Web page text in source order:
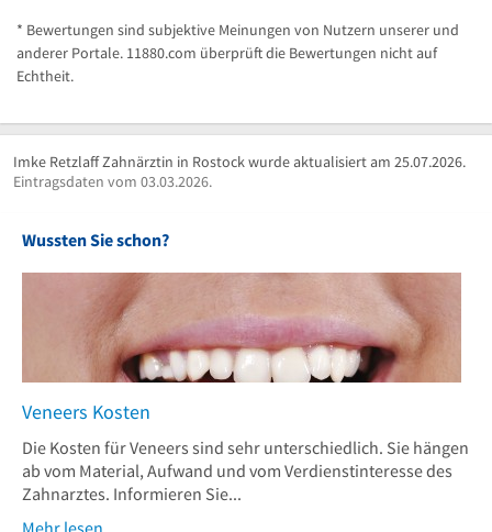
* Bewertungen sind subjektive Meinungen von Nutzern unserer und
anderer Portale. 11880.com überprüft die Bewertungen nicht auf
Echtheit.
Imke Retzlaff Zahnärztin in Rostock wurde aktualisiert am 25.07.2026.
Eintragsdaten vom 03.03.2026.
Wussten Sie schon?
Veneers Kosten
Die Kosten für Veneers sind sehr unterschiedlich. Sie hängen
ab vom Material, Aufwand und vom Verdienstinteresse des
Zahnarztes. Informieren Sie...
Mehr lesen